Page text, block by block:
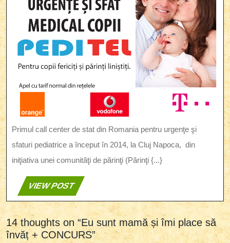
Primul call center de stat din Romania pentru urgenţe şi
sfaturi pediatrice a început în 2014, la Cluj Napoca, din
iniţiativa unei comunităţi de părinţi (Părinţi {...}
VIEW POSTVIEW
POST
14 thoughts on “Eu sunt mamă și îmi place să
învăț + CONCURS”